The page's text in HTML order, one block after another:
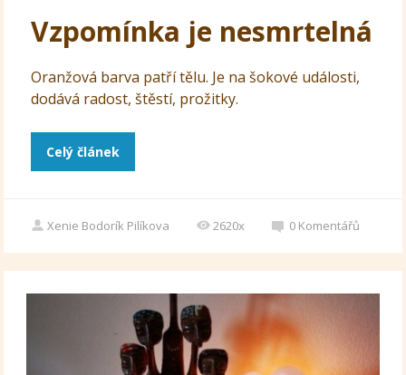
Vzpomínka je nesmrtelná
Oranžová barva patří tělu. Je na šokové události,
dodává radost, štěstí, prožitky.
Celý článek
Xenie Bodorík Pilíkova 2620x 0 Komentářů